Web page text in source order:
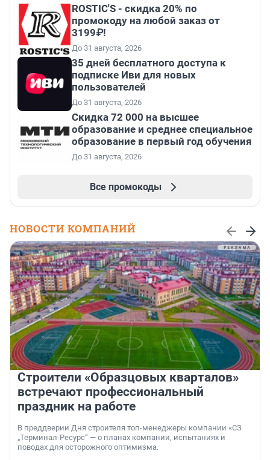
ROSTIC'S - скидка 20% по
промокоду на любой заказ от
3199₽!
До 31 августа, 2026
35 дней бесплатного доступа к
подписке Иви для новых
пользователей
До 31 августа, 2026
Скидка 72 000 на высшее
образование и среднее специальное
образование в первый год обучения
До 31 августа, 2026
Все промокоды
НОВОСТИ КОМПАНИЙ
Строители «Образцовых кварталов»
встречают профессиональный
праздник на работе
В преддверии Дня строителя топ-менеджеры компании «СЗ
„Терминал-Ресурс“ — о планах компании, испытаниях и
поводах для осторожного оптимизма.